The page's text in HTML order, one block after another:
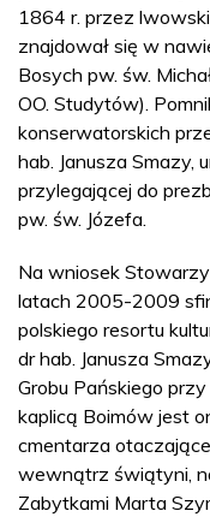
1864 r. przez
znajdował się w
Bosych pw. św.
OO. Studytów).
konserwatorskich
hab. Janusza Smazy,
przylegającej do
pw. św. Józefa.
Na wniosek
latach 2005-2009
polskiego resortu
dr hab. Janusza
Grobu Pańskiego
kaplicą Boimów jest
cmentarza
wewnątrz świątyni,
Zabytkami Marta